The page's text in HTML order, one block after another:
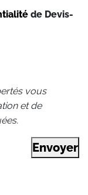
de Devis-
vous
et de
Envoyer